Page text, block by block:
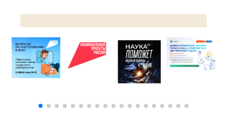
ПРОТИВОДЕЙСТВИЕ КОРРУПЦИИ
ОБЩЕЖИТИЕ
ЖУРНАЛ "ВЕСТНИК АПК ВЕРХНЕВОЛЖЬЯ"